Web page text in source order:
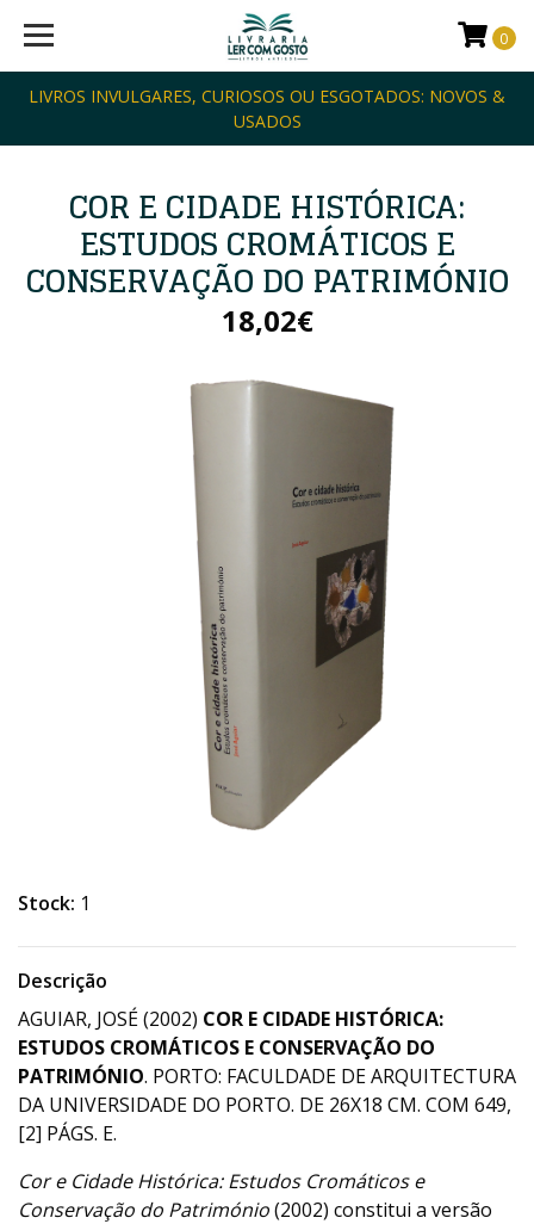
LIVROS INVULGARES, CURIOSOS OU ESGOTADOS: NOVOS &
USADOS
0
COR E CIDADE HISTÓRICA:
ESTUDOS CROMÁTICOS E
CONSERVAÇÃO DO PATRIMÓNIO
18,02€
Stock: 1
Descrição
AGUIAR, JOSÉ (2002) COR E CIDADE HISTÓRICA:
ESTUDOS CROMÁTICOS E CONSERVAÇÃO DO
PATRIMÓNIO. PORTO: FACULDADE DE ARQUITECTURA
DA UNIVERSIDADE DO PORTO. DE 26X18 CM. COM 649,
[2] PÁGS. E.
Cor e Cidade Histórica: Estudos Cromáticos e
Conservação do Património(2002) constitui a versão